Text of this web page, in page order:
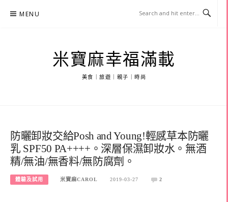
MENU
米寶麻幸福滿載
美食｜旅遊｜親子｜時尚
防曬卸妝交給Posh and Young!輕感草本防曬
乳 SPF50 PA++++。深層保濕卸妝水。無酒
精/無油/無香料/無防腐劑。
體驗及試用 米寶麻CAROL 2019-03-27 2